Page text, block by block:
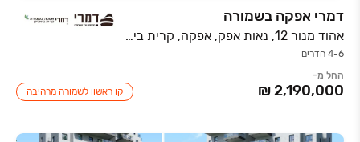
דמרי אפקה בשמורה
אהוד מנור 12, נאות אפק, אפקה, קרית ביאליק
4-6 חדרים
החל מ-
קו ראשון לשמורה מרהיבה